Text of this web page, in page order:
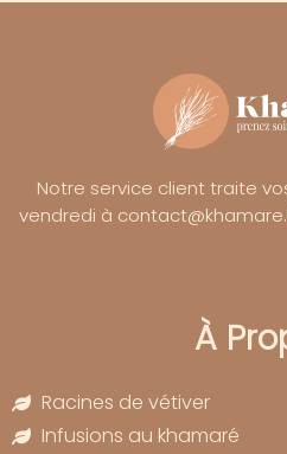
Notre service client traite
vendredi à
À
Racines de vétiver
Infusions au khamaré